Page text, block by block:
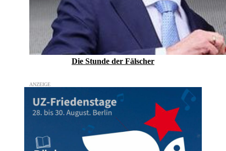
Die Stunde der Fälscher